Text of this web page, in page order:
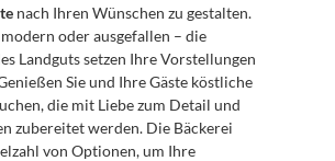
nach Ihren Wünschen zu gestalten.
oder ausgefallen – die
Landguts setzen Ihre Vorstellungen
Sie und Ihre Gäste köstliche
die mit Liebe zum Detail und
zubereitet werden. Die Bäckerei
von Optionen, um Ihre